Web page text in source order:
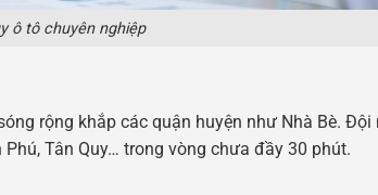
ô tô chuyên nghiệp
rộng khắp các quận huyện như Nhà Bè. Đội
Tân Quy… trong vòng chưa đầy 30 phút.